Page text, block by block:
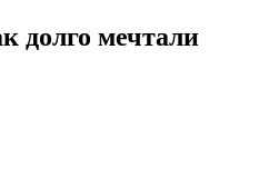
долго мечтали